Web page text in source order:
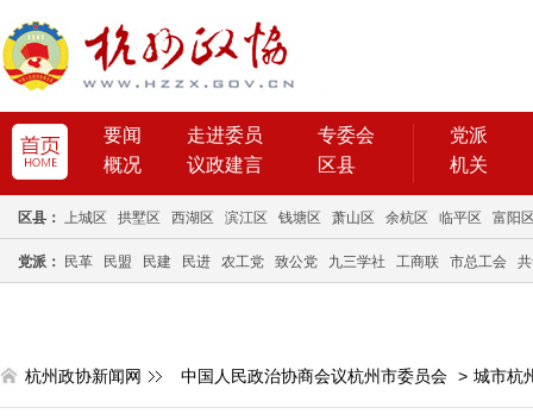
要闻 走进委员
专委会
概况
议政建言 区县
党派
机关
区县： 上城区 拱墅区 西湖区 滨江区 钱塘区 萧山区 余杭区 临平区 富阳
党派： 民革 民盟 民建 民进 农工党 致公党 九三学社 工商联 市总工会
杭州政协新闻网 中国人民政治协商会议杭州市委员会 > 城市杭